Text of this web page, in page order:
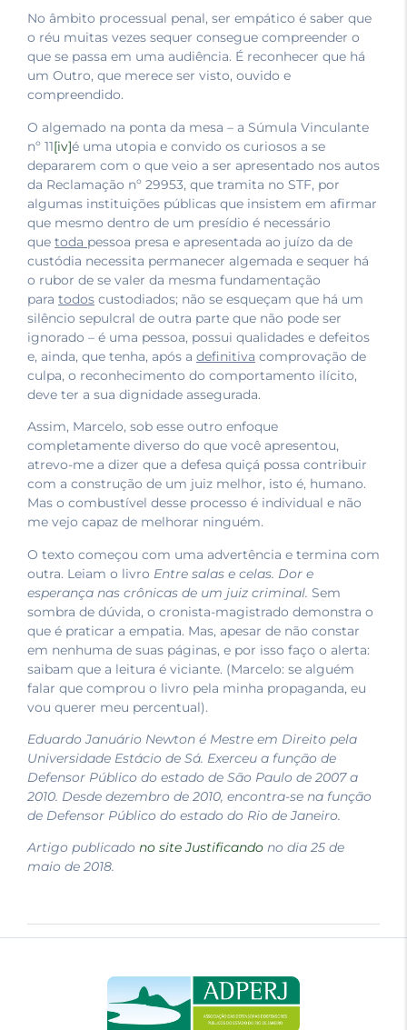
No âmbito processual penal, ser empático é saber que
o réu muitas vezes sequer consegue compreender o
que se passa em uma audiência. É reconhecer que há
um Outro, que merece ser visto, ouvido e
compreendido.
O algemado na ponta da mesa – a Súmula Vinculante
nº 11[iv]é uma utopia e convido os curiosos a se
depararem com o que veio a ser apresentado nos autos
da Reclamação nº 29953, que tramita no STF, por
algumas instituições públicas que insistem em afirmar
que mesmo dentro de um presídio é necessário
que toda pessoa presa e apresentada ao juízo da de
custódia necessita permanecer algemada e sequer há
o rubor de se valer da mesma fundamentação
para todos custodiados; não se esqueçam que há um
silêncio sepulcral de outra parte que não pode ser
ignorado – é uma pessoa, possui qualidades e defeitos
e, ainda, que tenha, após a definitiva comprovação de
culpa, o reconhecimento do comportamento ilícito,
deve ter a sua dignidade assegurada.
Assim, Marcelo, sob esse outro enfoque
completamente diverso do que você apresentou,
atrevo-me a dizer que a defesa quiçá possa contribuir
com a construção de um juiz melhor, isto é, humano.
Mas o combustível desse processo é individual e não
me vejo capaz de melhorar ninguém.
O texto começou com uma advertência e termina com
outra. Leiam o livro Entre salas e celas. Dor e
esperança nas crônicas de um juiz criminal. Sem
sombra de dúvida, o cronista-magistrado demonstra o
que é praticar a empatia. Mas, apesar de não constar
em nenhuma de suas páginas, e por isso faço o alerta:
saibam que a leitura é viciante. (Marcelo: se alguém
falar que comprou o livro pela minha propaganda, eu
vou querer meu percentual).
Eduardo Januário Newton é Mestre em Direito pela
Universidade Estácio de Sá. Exerceu a função de
Defensor Público do estado de São Paulo de 2007 a
2010. Desde dezembro de 2010, encontra-se na função
de Defensor Público do estado do Rio de Janeiro.
Artigo publicado no site Justificando no dia 25 de
maio de 2018.